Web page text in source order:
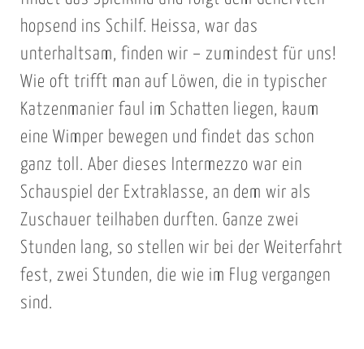
hopsend ins Schilf. Heissa, war das
unterhaltsam, finden wir – zumindest für uns!
Wie oft trifft man auf Löwen, die in typischer
Katzenmanier faul im Schatten liegen, kaum
eine Wimper bewegen und findet das schon
ganz toll. Aber dieses Intermezzo war ein
Schauspiel der Extraklasse, an dem wir als
Zuschauer teilhaben durften. Ganze zwei
Stunden lang, so stellen wir bei der Weiterfahrt
fest, zwei Stunden, die wie im Flug vergangen
sind.